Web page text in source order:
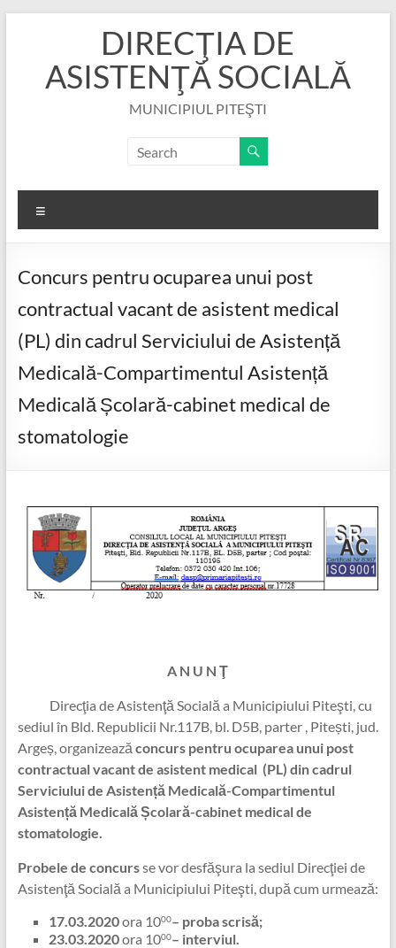
DIRECŢIA DE
ASISTENŢĂ SOCIALĂ
MUNICIPIUL PITEŞTI
Concurs pentru ocuparea unui post
contractual vacant de asistent medical
(PL) din cadrul Serviciului de Asistență
Medicală-Compartimentul Asistență
Medicală Școlară-cabinet medical de
stomatologie
A N U N Ţ
Direcţia de Asistenţă Socială a Municipiului Piteşti, cu
sediul în Bld. Republicii Nr.117B, bl. D5B, parter , Pitești, jud.
Argeș, organizează concurs pentru ocuparea unui post
contractual vacant de asistent medical (PL) din cadrul
Serviciului de Asistență Medicală-Compartimentul
Asistență Medicală Școlară-cabinet medical de
stomatologie.
Probele de concursse vor desfăşura la sediul Direcţiei de
Asistenţă Socială a Municipiului Piteşti, după cum urmează:
17.03.2020ora 1000– proba scrisă;
23.03.2020ora 1000– interviul.